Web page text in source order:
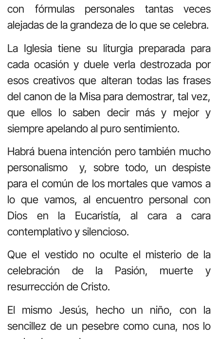
con fórmulas personales tantas veces
alejadas de la grandeza de lo que se celebra.
La Iglesia tiene su liturgia preparada para
cada ocasión y duele verla destrozada por
esos creativos que alteran todas las frases
del canon de la Misa para demostrar, tal vez,
que ellos lo saben decir más y mejor y
siempre apelando al puro sentimiento.
Habrá buena intención pero también mucho
personalismo y, sobre todo, un despiste
para el común de los mortales que vamos a
lo que vamos, al encuentro personal con
Dios en la Eucaristía, al cara a cara
contemplativo y silencioso.
Que el vestido no oculte el misterio de la
celebración de la Pasión, muerte y
resurrección de Cristo.
El mismo Jesús, hecho un niño, con la
sencillez de un pesebre como cuna, nos lo